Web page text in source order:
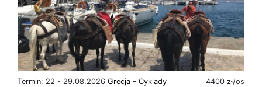
Termin: 22 - 29.08.2026 4400 zł/os
Grecja - Cyklady